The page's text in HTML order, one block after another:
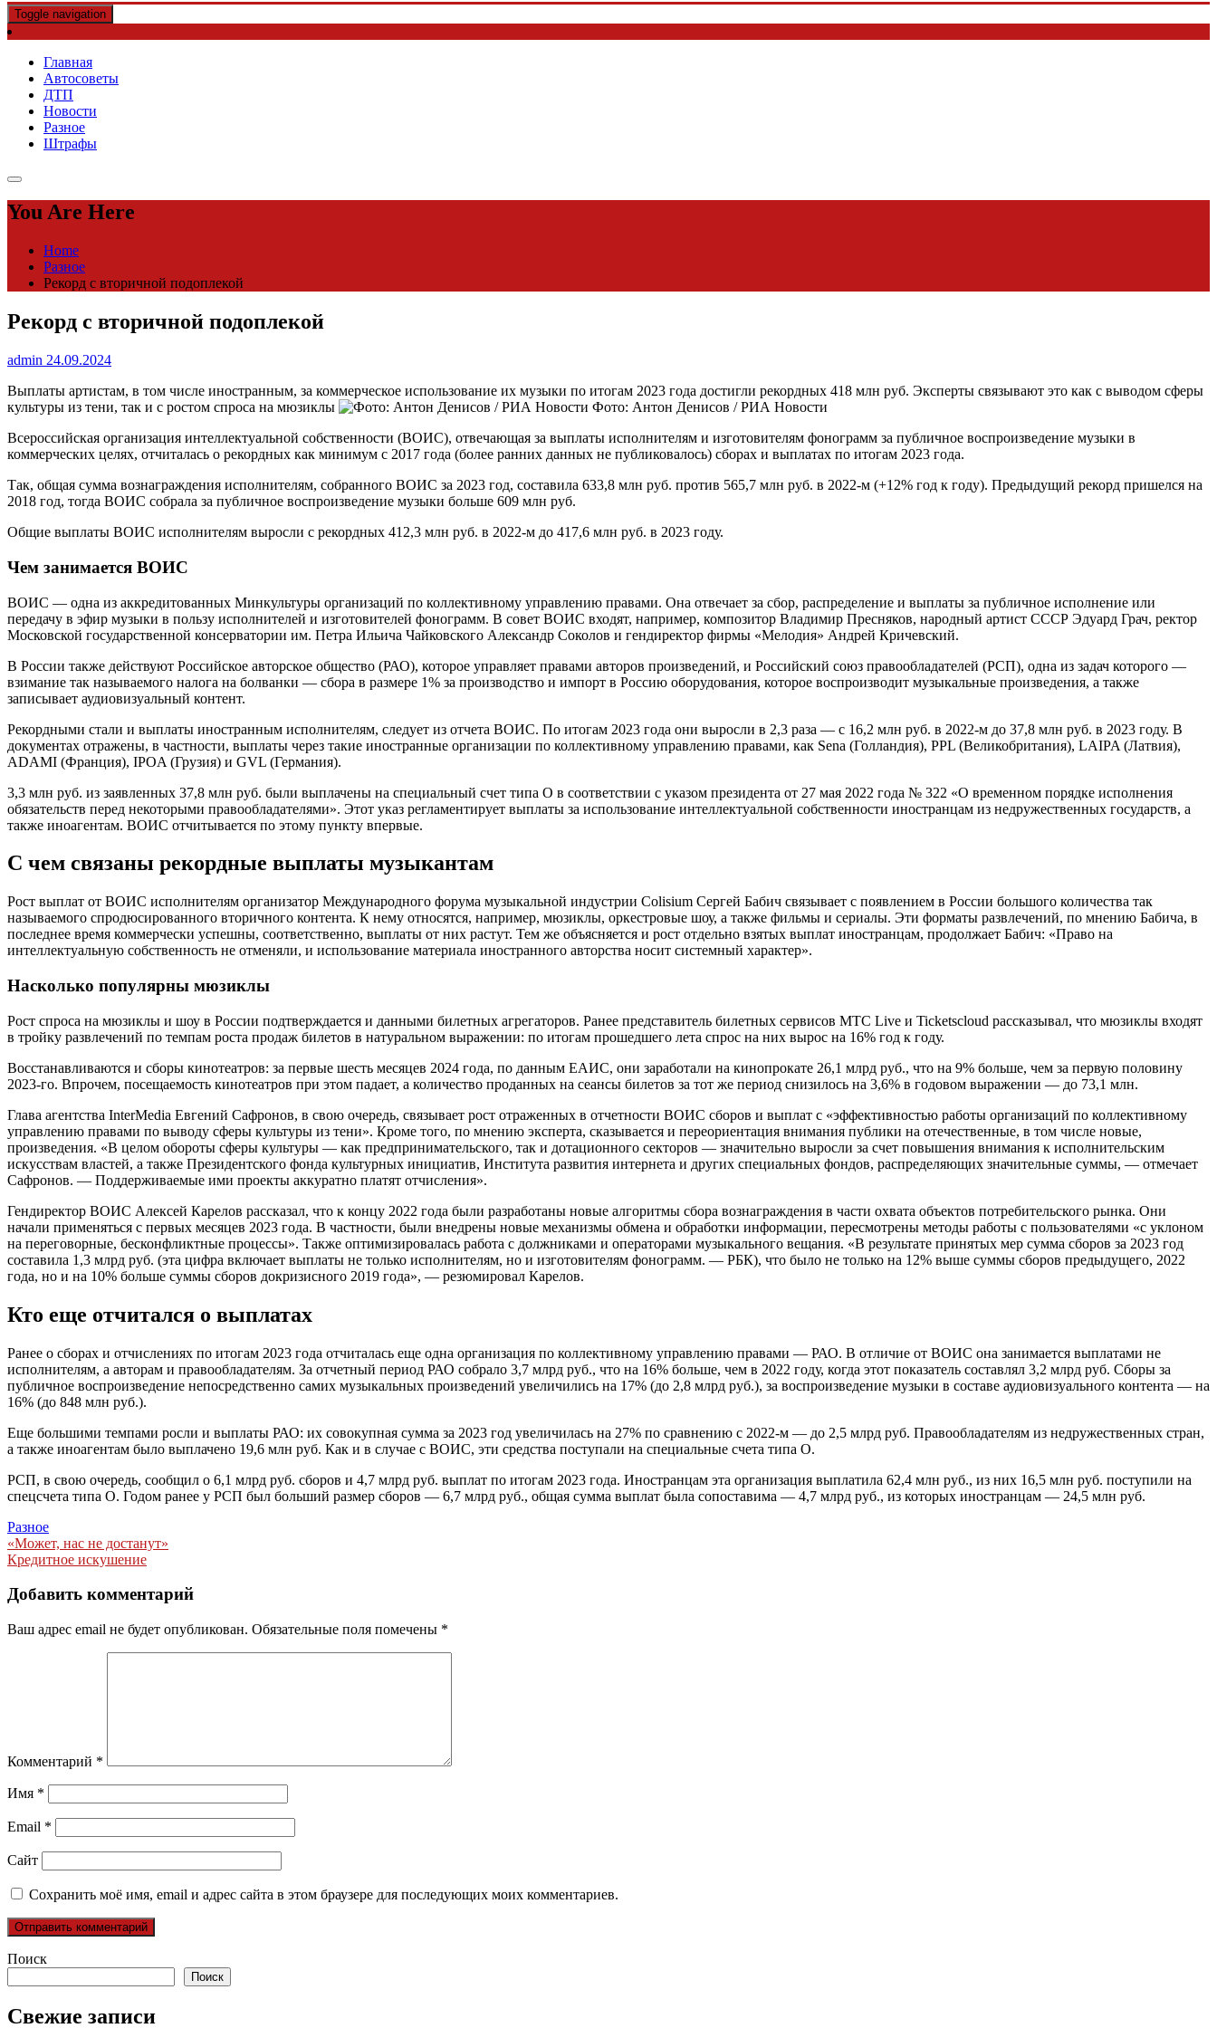
Toggle navigation
Главная
Автосоветы
ДТП
Новости
Разное
Штрафы
You Are Here
Home
Разное
Рекорд с вторичной подоплекой
Рекорд с вторичной подоплекой
admin 24.09.2024
Выплаты артистам, в том числе иностранным, за коммерческое использование их музыки по итогам 2023 года достигли рекордных 418 млн руб. Эксперты связывают это как с выводом сферы
культуры из тени, так и с ростом спроса на мюзиклы
Фото: Антон Денисов / РИА Новости
Всероссийская организация интеллектуальной собственности (ВОИС), отвечающая за выплаты исполнителям и изготовителям фонограмм за публичное воспроизведение музыки в
коммерческих целях, отчиталась о рекордных как минимум с 2017 года (более ранних данных не публиковалось) сборах и выплатах по итогам 2023 года.
Так, общая сумма вознаграждения исполнителям, собранного ВОИС за 2023 год, составила 633,8 млн руб. против 565,7 млн руб. в 2022-м (+12% год к году). Предыдущий рекорд пришелся на
2018 год, тогда ВОИС собрала за публичное воспроизведение музыки больше 609 млн руб.
Общие выплаты ВОИС исполнителям выросли с рекордных 412,3 млн руб. в 2022-м до 417,6 млн руб. в 2023 году.
Чем занимается ВОИС
ВОИС — одна из аккредитованных Минкультуры организаций по коллективному управлению правами. Она отвечает за сбор, распределение и выплаты за публичное исполнение или
передачу в эфир музыки в пользу исполнителей и изготовителей фонограмм. В совет ВОИС входят, например, композитор Владимир Пресняков, народный артист СССР Эдуард Грач, ректор
Московской государственной консерватории им. Петра Ильича Чайковского Александр Соколов и гендиректор фирмы «Мелодия» Андрей Кричевский.
В России также действуют Российское авторское общество (РАО), которое управляет правами авторов произведений, и Российский союз правообладателей (РСП), одна из задач которого —
взимание так называемого налога на болванки — сбора в размере 1% за производство и импорт в Россию оборудования, которое воспроизводит музыкальные произведения, а также
записывает аудиовизуальный контент.
Рекордными стали и выплаты иностранным исполнителям, следует из отчета ВОИС. По итогам 2023 года они выросли в 2,3 раза — с 16,2 млн руб. в 2022-м до 37,8 млн руб. в 2023 году. В
документах отражены, в частности, выплаты через такие иностранные организации по коллективному управлению правами, как Sena (Голландия), PPL (Великобритания), LAIPA (Латвия),
ADAMI (Франция), IPOA (Грузия) и GVL (Германия).
3,3 млн руб. из заявленных 37,8 млн руб. были выплачены на специальный счет типа О в соответствии с указом президента от 27 мая 2022 года № 322 «О временном порядке исполнения
обязательств перед некоторыми правообладателями». Этот указ регламентирует выплаты за использование интеллектуальной собственности иностранцам из недружественных государств, а
также иноагентам. ВОИС отчитывается по этому пункту впервые.
С чем связаны рекордные выплаты музыкантам
Рост выплат от ВОИС исполнителям организатор Международного форума музыкальной индустрии Colisium Сергей Бабич связывает с появлением в России большого количества так
называемого спродюсированного вторичного контента. К нему относятся, например, мюзиклы, оркестровые шоу, а также фильмы и сериалы. Эти форматы развлечений, по мнению Бабича, в
последнее время коммерчески успешны, соответственно, выплаты от них растут. Тем же объясняется и рост отдельно взятых выплат иностранцам, продолжает Бабич: «Право на
интеллектуальную собственность не отменяли, и использование материала иностранного авторства носит системный характер».
Насколько популярны мюзиклы
Рост спроса на мюзиклы и шоу в России подтверждается и данными билетных агрегаторов. Ранее представитель билетных сервисов МТС Live и Ticketscloud рассказывал, что мюзиклы входят
в тройку развлечений по темпам роста продаж билетов в натуральном выражении: по итогам прошедшего лета спрос на них вырос на 16% год к году.
Восстанавливаются и сборы кинотеатров: за первые шесть месяцев 2024 года, по данным ЕАИС, они заработали на кинопрокате 26,1 млрд руб., что на 9% больше, чем за первую половину
2023-го. Впрочем, посещаемость кинотеатров при этом падает, а количество проданных на сеансы билетов за тот же период снизилось на 3,6% в годовом выражении — до 73,1 млн.
Глава агентства InterMedia Евгений Сафронов, в свою очередь, связывает рост отраженных в отчетности ВОИС сборов и выплат с «эффективностью работы организаций по коллективному
управлению правами по выводу сферы культуры из тени». Кроме того, по мнению эксперта, сказывается и переориентация внимания публики на отечественные, в том числе новые,
произведения. «В целом обороты сферы культуры — как предпринимательского, так и дотационного секторов — значительно выросли за счет повышения внимания к исполнительским
искусствам властей, а также Президентского фонда культурных инициатив, Института развития интернета и других специальных фондов, распределяющих значительные суммы, — отмечает
Сафронов. — Поддерживаемые ими проекты аккуратно платят отчисления».
Гендиректор ВОИС Алексей Карелов рассказал, что к концу 2022 года были разработаны новые алгоритмы сбора вознаграждения в части охвата объектов потребительского рынка. Они
начали применяться с первых месяцев 2023 года. В частности, были внедрены новые механизмы обмена и обработки информации, пересмотрены методы работы с пользователями «с уклоном
на переговорные, бесконфликтные процессы». Также оптимизировалась работа с должниками и операторами музыкального вещания. «В результате принятых мер сумма сборов за 2023 год
составила 1,3 млрд руб. (эта цифра включает выплаты не только исполнителям, но и изготовителям фонограмм. — РБК), что было не только на 12% выше суммы сборов предыдущего, 2022
года, но и на 10% больше суммы сборов докризисного 2019 года», — резюмировал Карелов.
Кто еще отчитался о выплатах
Ранее о сборах и отчислениях по итогам 2023 года отчиталась еще одна организация по коллективному управлению правами — РАО. В отличие от ВОИС она занимается выплатами не
исполнителям, а авторам и правообладателям. За отчетный период РАО собрало 3,7 млрд руб., что на 16% больше, чем в 2022 году, когда этот показатель составлял 3,2 млрд руб. Сборы за
публичное воспроизведение непосредственно самих музыкальных произведений увеличились на 17% (до 2,8 млрд руб.), за воспроизведение музыки в составе аудиовизуального контента — на
16% (до 848 млн руб.).
Еще большими темпами росли и выплаты РАО: их совокупная сумма за 2023 год увеличилась на 27% по сравнению с 2022-м — до 2,5 млрд руб. Правообладателям из недружественных стран,
а также иноагентам было выплачено 19,6 млн руб. Как и в случае с ВОИС, эти средства поступали на специальные счета типа О.
РСП, в свою очередь, сообщил о 6,1 млрд руб. сборов и 4,7 млрд руб. выплат по итогам 2023 года. Иностранцам эта организация выплатила 62,4 млн руб., из них 16,5 млн руб. поступили на
спецсчета типа О. Годом ранее у РСП был больший размер сборов — 6,7 млрд руб., общая сумма выплат была сопоставима — 4,7 млрд руб., из которых иностранцам — 24,5 млн руб.
Разное
Навигация
по
записям
«Может, нас не достанут»
Кредитное искушение
Добавить комментарий
Ваш адрес email не будет опубликован. Обязательные поля помечены *
Комментарий *
Имя *
Email *
Сайт
Сохранить моё имя, email и адрес сайта в этом браузере для последующих моих комментариев.
Поиск
Поиск
Свежие записи